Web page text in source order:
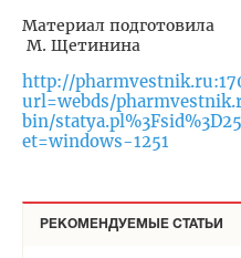
Материал подготовила
М. Щетинина
http://
url=webds/
bin/
et=windows-1251
РЕКОМЕНДУЕМЫЕ СТАТЬИ